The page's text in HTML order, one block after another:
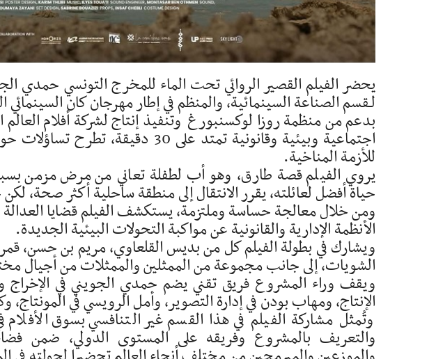
يحضر الفيلم القصير الروائي تحت الماء للمخرج التونسي حمدي
لـقسم الصناعة السينمائية، والمنظم في إطار مهرجان كان السينمائي
بدعم من منظمة روزا لوكسنبورغ وتنفيذ إنتاج لشركة أفلام العالم
اجتماعية وبيئية وقانونية تمتد على 30
للأزمة المناخية.
يروي الفيلم قصة طارق، وهو أب لطفلة تعاني من مرض مزمن
حياة أفضل لعائلته، يقرر الانتقال إلى منطقة ساحلية أكثر صحة،
ومن خلال معالجة حساسة وملتزمة، يستكشف الفيلم قضايا العدالة
الأنظمة الإدارية والقانونية عن مواكبة التحولات البيئية الجديدة.
ويشارك في بطولة الفيلم كل من بديس القلعاوي، مريم بن حسن،
الشويات، إلى جانب مجموعة من الممثلين والممثلات من أجيال
ويقف وراء المشروع فريق تقني يضم حمدي الجويني في الإخراج
الإنتاج، ومهاب بودن في إدارة التصوير، وأمل الرويسي في المونتاج،
وتُمثل مشاركة الفيلم في هذا القسم غير التنافسي بسوق
والتعريف بالمشروع وفريقه على المستوى الدولي، ضمن